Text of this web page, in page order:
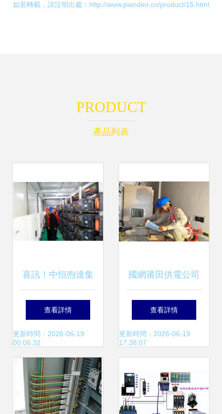
如若轉載，請注明出處：http://www.pianden.cn/product/15.html
PRODUCT
產品列表
喜訊！中恒煦達集
中小型工商業儲能
項目再登中國儲能
網，電氣安裝服務
助力儲能新篇章
查看詳情
更新時間：2026-06-19
00:06:32
國網莆田供電公司
提速變電站建設，
超前護航莆田大學
查看詳情
更新時間：2026-06-19
17:38:07